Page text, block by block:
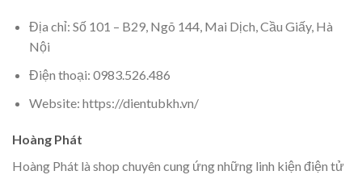
Địa chỉ: Số 101 – B29, Ngõ 144, Mai Dịch, Cầu Giấy, Hà
Nội
Điện thoại: 0983.526.486
Website: https://dientubkh.vn/
Hoàng Phát
Hoàng Phát là shop chuyên cung ứng những linh kiện điện tử